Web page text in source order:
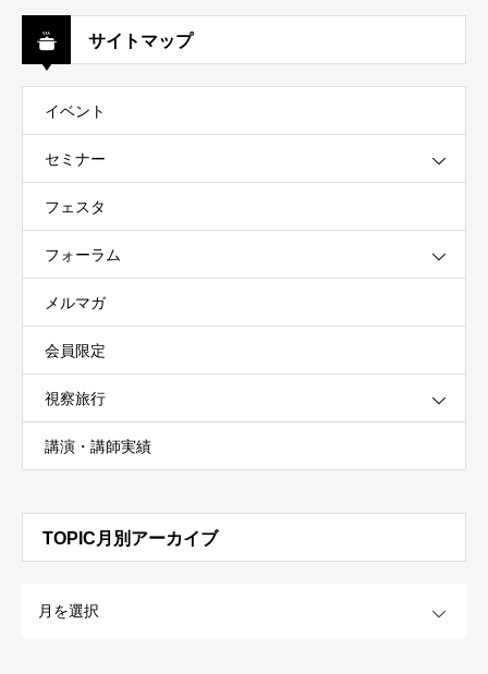
サイトマップ
イベント
セミナー
フェスタ
フォーラム
メルマガ
会員限定
視察旅行
講演・講師実績
TOPIC月別アーカイブ